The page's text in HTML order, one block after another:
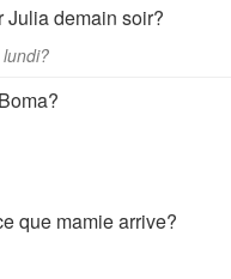
Julia demain soir?
que mamie arrive?